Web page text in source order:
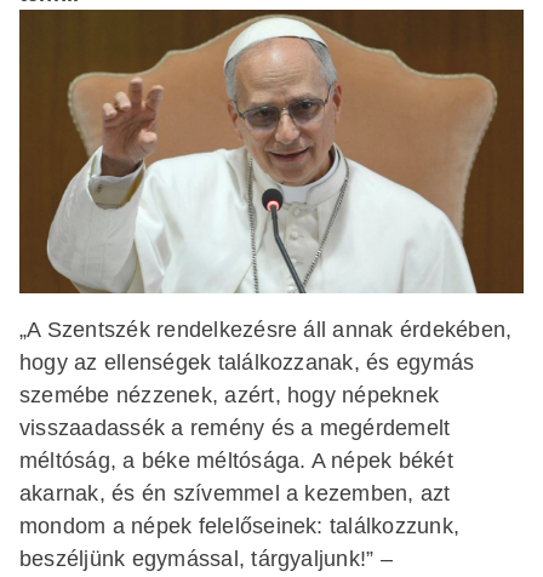
„A Szentszék rendelkezésre áll annak érdekében,
hogy az ellenségek találkozzanak, és egymás
szemébe nézzenek, azért, hogy népeknek
visszaadassék a remény és a megérdemelt
méltóság, a béke méltósága. A népek békét
akarnak, és én szívemmel a kezemben, azt
mondom a népek felelőseinek: találkozzunk,
beszéljünk egymással, tárgyaljunk!” –